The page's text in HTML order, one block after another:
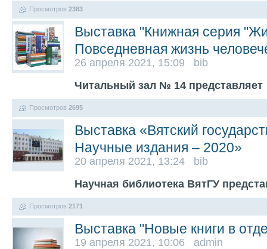
Просмотров 2383
Выставка "Книжная серия
Повседневная жизнь
26 апреля 2021, 15:09 bib
Читальный зал № 14 представляет
Просмотров 2695
Выставка «Вятский
Научные издания – 2020»
20 апреля 2021, 13:24 bib
Научная библиотека ВятГУ
Просмотров 2171
Выставка "Новые книги в
19 апреля 2021, 10:06 admin